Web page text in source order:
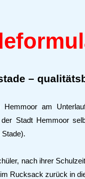
–
am
Stadt Hemmoor
.
nach ihrer
Rucksack zurück in